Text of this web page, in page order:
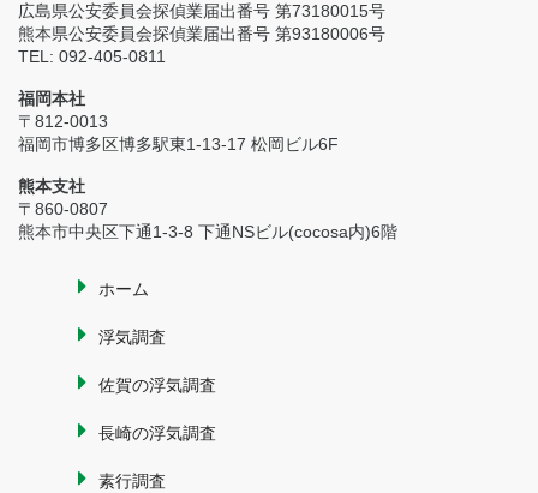
広島県公安委員会探偵業届出番号 第73180015号
熊本県公安委員会探偵業届出番号 第93180006号
TEL: 092-405-0811
福岡本社
〒812-0013
福岡市博多区博多駅東1-13-17 松岡ビル6F
熊本支社
〒860-0807
熊本市中央区下通1-3-8 下通NSビル(cocosa内)6階
ホーム
浮気調査
佐賀の浮気調査
長崎の浮気調査
素行調査